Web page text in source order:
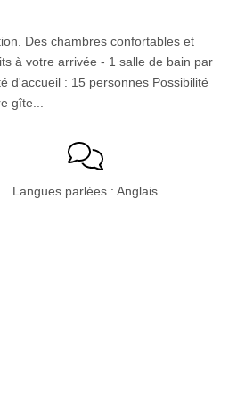
Des chambres confortables et
à votre arrivée - 1 salle de bain par
d'accueil : 15 personnes Possibilité
gîte...
Langues parlées : Anglais